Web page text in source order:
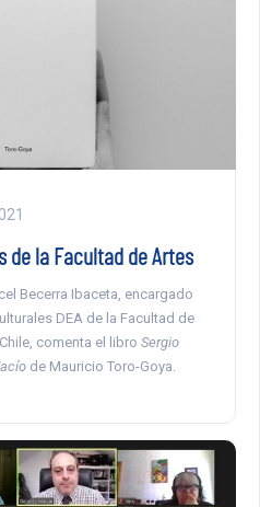
de la Facultad de Artes
Becerra Ibaceta, encargado
DEA de la Facultad de
comenta el libro Sergio
de Mauricio Toro-Goya.